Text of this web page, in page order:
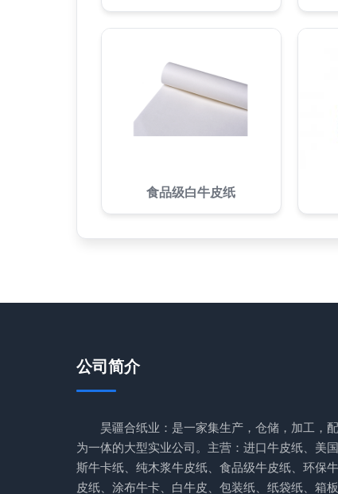
食品级白牛皮纸
公司简介
昊疆合纸业：是一家集生产，仓储，加工，
为一体的大型实业公司。主营：进口牛皮纸、美
斯牛卡纸、纯木浆牛皮纸、食品级牛皮纸、环保
皮纸、涂布牛卡、白牛皮、包装纸、纸袋纸、箱